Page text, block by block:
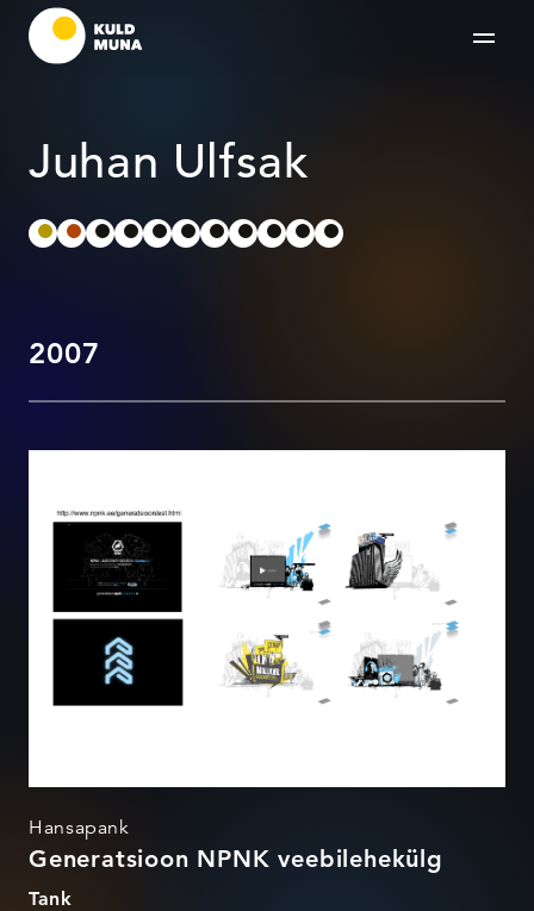
Juhan Ulfsak
2007
veebilehekülg
Hansapank
Generatsioon NPNK veebilehekülg
Tank